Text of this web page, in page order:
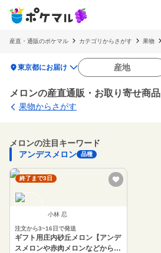
産直・通販のポケマル カテゴリからさがす 果物
location_on東京都にお届け 産地
メロンの産直通販・お取り寄せ商品
果物からさがす
メロンの注目キーワード
アンデスメロン
品種
終了まで3日
小林 忍
注文から3~16日で発送
ギフト用庄内砂丘メロン【アンデ
スメロンや赤肉メロンなどから1